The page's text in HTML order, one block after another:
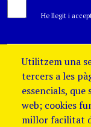
He llegit i
Utilitzem una
tercers a les
essencials,
web; cookies
millor facilitat